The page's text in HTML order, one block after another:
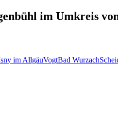
im Umkreis
im AllgäuVogtBad Wurzach